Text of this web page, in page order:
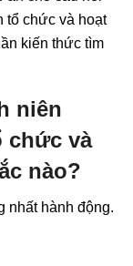
tổ chức và hoạt
kiến thức tìm
niên
chức và
nào?
nhất hành động.